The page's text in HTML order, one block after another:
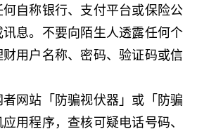
自称银行、支付平台或保险公
息。不要向陌生人透露任何个
用户名称、密码、验证码或信
网站「防骗视伏器」或「防骗
用程序，查核可疑电话号码、